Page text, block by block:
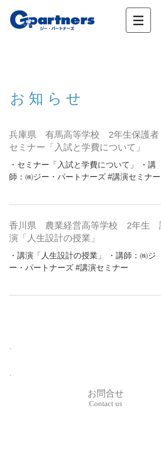
お知らせ
兵庫県 有馬高等学校 2年生保護
セミナー「入試と学費について」
・セミナー「入試と学費について」 ・講
師：㈱ジー・パートナーズ #講演セミナー
香川県 農業経営高等学校 2年生
演「人生設計の授業」
・講演「人生設計の授業」 ・講師：㈱ジ
ー・パートナーズ #講演セミナー
お問合せ
Contact us